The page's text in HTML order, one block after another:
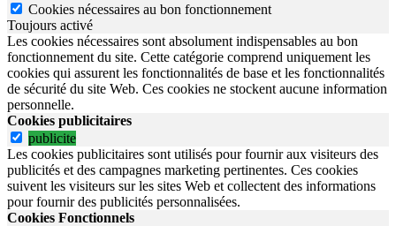
Cookies nécessaires au bon fonctionnement
Toujours activé
Les cookies nécessaires sont absolument indispensables au bon
fonctionnement du site. Cette catégorie comprend uniquement les
cookies qui assurent les fonctionnalités de base et les fonctionnalités
de sécurité du site Web. Ces cookies ne stockent aucune information
personnelle.
Cookies publicitaires
publicite
Les cookies publicitaires sont utilisés pour fournir aux visiteurs des
publicités et des campagnes marketing pertinentes. Ces cookies
suivent les visiteurs sur les sites Web et collectent des informations
pour fournir des publicités personnalisées.
Cookies Fonctionnels